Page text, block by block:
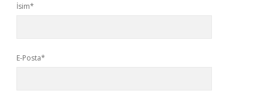
İsim*
E-Posta*